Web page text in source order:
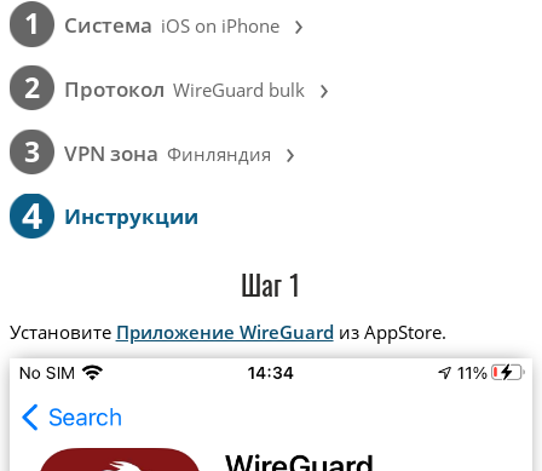
1 Cистема iOS on iPhone ›
2 Протокол WireGuard bulk ›
3 VPN зона Финляндия ›
4 Инструкции
Шаг 1
Установите Приложение WireGuardиз AppStore.